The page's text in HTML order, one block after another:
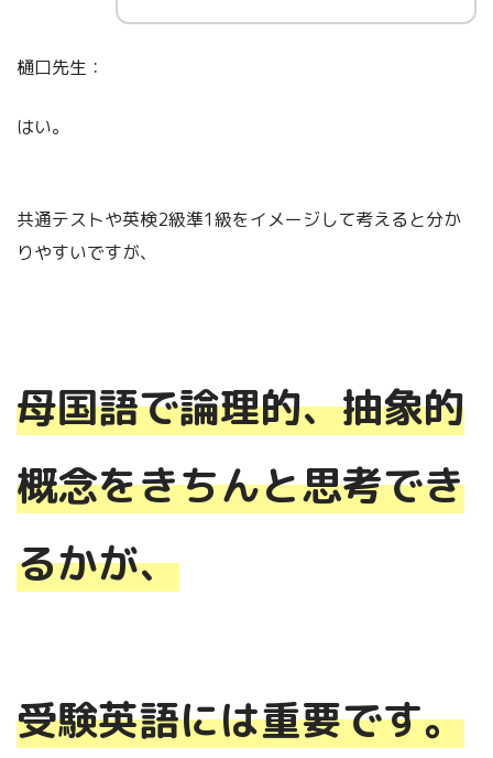
樋口先生：
はい。
共通テストや英検2級準1級をイメージして考えると分か
りやすいですが、
母国語で論理的、抽象的
概念をきちんと思考でき
るかが、
受験英語には重要です。